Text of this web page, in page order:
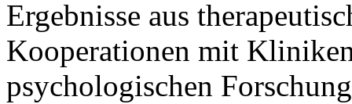
Ergebnisse aus
Kooperationen mit
psychologischen